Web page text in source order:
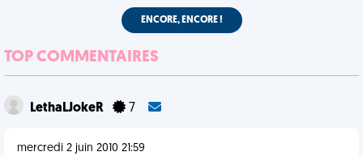
ENCORE, ENCORE !
TOP COMMENTAIRES
LethaLJokeR 7
mercredi 2 juin 2010 21:59